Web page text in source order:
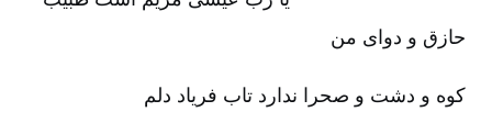
حازق و دوای من‌
کوه و دشت و صحرا ندارد تاب فریاد دلم‌